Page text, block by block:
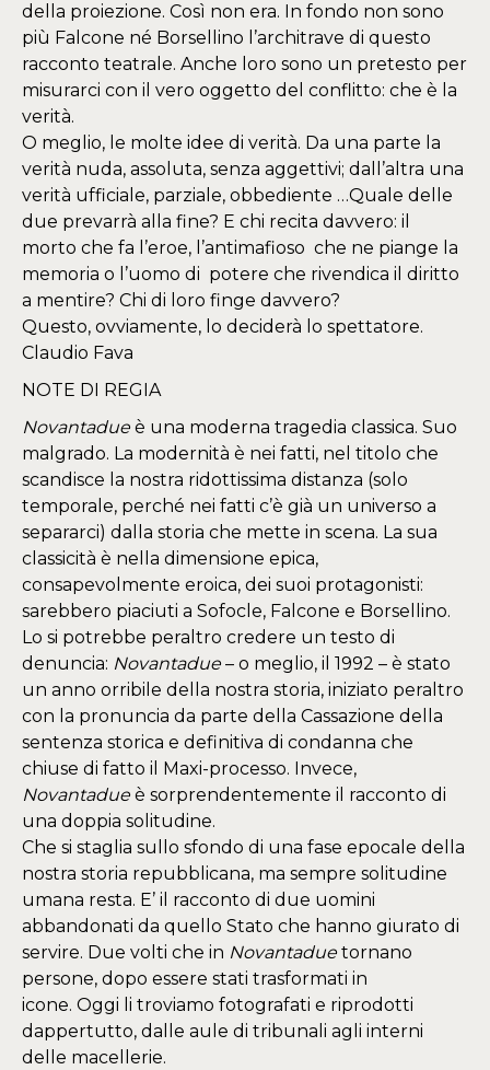
della proiezione. Così non era. In fondo non sono
più Falcone né Borsellino l’architrave di questo
racconto teatrale. Anche loro sono un pretesto per
misurarci con il vero oggetto del conflitto: che è la
verità.
O meglio, le molte idee di verità. Da una parte la
verità nuda, assoluta, senza aggettivi; dall’altra una
verità ufficiale, parziale, obbediente …Quale delle
due prevarrà alla fine? E chi recita davvero: il
morto che fa l’eroe, l’antimafioso che ne piange la
memoria o l’uomo di potere che rivendica il diritto
a mentire? Chi di loro finge davvero?
Questo, ovviamente, lo deciderà lo spettatore.
Claudio Fava
NOTE DI REGIA
Novantadueè una moderna tragedia classica. Suo
malgrado. La modernità è nei fatti, nel titolo che
scandisce la nostra ridottissima distanza (solo
temporale, perché nei fatti c’è già un universo a
separarci) dalla storia che mette in scena. La sua
classicità è nella dimensione epica,
consapevolmente eroica, dei suoi protagonisti:
sarebbero piaciuti a Sofocle, Falcone e Borsellino.
Lo si potrebbe peraltro credere un testo di
denuncia: Novantadue– o meglio, il 1992 – è stato
un anno orribile della nostra storia, iniziato peraltro
con la pronuncia da parte della Cassazione della
sentenza storica e definitiva di condanna che
chiuse di fatto il Maxi-processo. Invece,
Novantadueè sorprendentemente il racconto di
una doppia solitudine.
Che si staglia sullo sfondo di una fase epocale della
nostra storia repubblicana, ma sempre solitudine
umana resta. E’ il racconto di due uomini
abbandonati da quello Stato che hanno giurato di
servire. Due volti che in Novantaduetornano
persone, dopo essere stati trasformati in
icone. Oggi li troviamo fotografati e riprodotti
dappertutto, dalle aule di tribunali agli interni
delle macellerie.